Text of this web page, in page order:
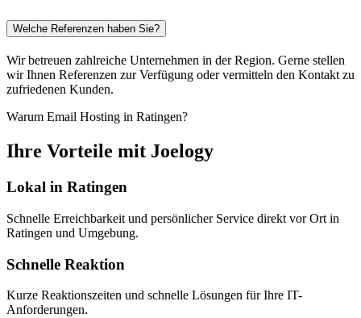
Welche Referenzen haben Sie?
Wir betreuen zahlreiche Unternehmen in der Region. Gerne stellen
wir Ihnen Referenzen zur Verfügung oder vermitteln den Kontakt zu
zufriedenen Kunden.
Warum Email Hosting in Ratingen?
Ihre Vorteile mit Joelogy
Lokal in Ratingen
Schnelle Erreichbarkeit und persönlicher Service direkt vor Ort in
Ratingen und Umgebung.
Schnelle Reaktion
Kurze Reaktionszeiten und schnelle Lösungen für Ihre IT-
Anforderungen.